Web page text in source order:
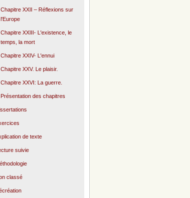
Chapitre XXII – Réflexions sur
l'Europe
Chapitre XXIII- L'existence, le
temps, la mort
Chapitre XXIV- L'ennui
Chapitre XXV. Le plaisir.
Chapitre XXVI: La guerre.
Présentation des chapitres
de texte
suivie
classé